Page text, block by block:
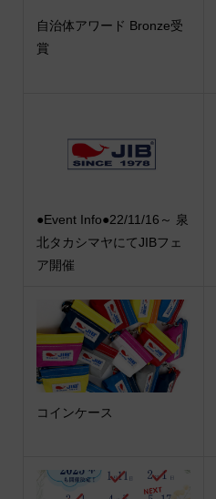
自治体アワード Bronze受
賞
●Event Info●22/11/16～ 泉
北タカシマヤにてJIBフェ
ア開催
コインケース